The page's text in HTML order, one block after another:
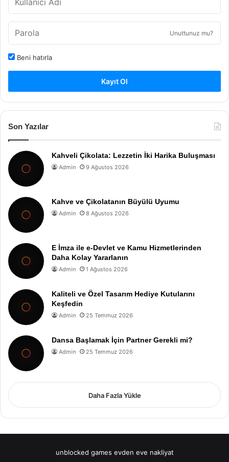
Unuttunuz mu?
Beni hatırla
Kayıt Ol
Son Yazılar
Kahveli Çikolata: Lezzetin İki Harika Buluşması
Admin 9 Ağustos 2026
Kahve ve Çikolatanın Büyülü Uyumu
Admin 8 Ağustos 2026
E İmza ile e-Devlet ve Kamu Hizmetlerinden
Daha Kolay Yararlanın
Admin 1 Ağustos 2026
Kaliteli ve Özel Tasarım Hediye Kutularını
Keşfedin
Admin 25 Temmuz 2026
Dansa Başlamak İçin Partner Gerekli mi?
Admin 25 Temmuz 2026
Daha Fazla Yükle
unblocked games evden eve nakliyat